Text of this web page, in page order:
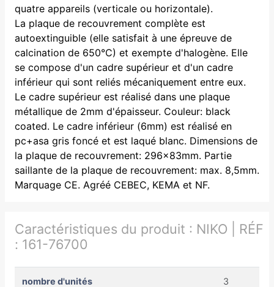
quatre appareils (verticale ou horizontale).
La plaque de recouvrement complète est
autoextinguible (elle satisfait à une épreuve de
calcination de 650°C) et exempte d'halogène. Elle
se compose d'un cadre supérieur et d'un cadre
inférieur qui sont reliés mécaniquement entre eux.
Le cadre supérieur est réalisé dans une plaque
métallique de 2mm d'épaisseur. Couleur: black
coated. Le cadre inférieur (6mm) est réalisé en
pc+asa gris foncé et est laqué blanc. Dimensions de
la plaque de recouvrement: 296x83mm. Partie
saillante de la plaque de recouvrement: max. 8,5mm.
Marquage CE. Agréé CEBEC, KEMA et NF.
Caractéristiques du produit : NIKO | RÉF
: 161-76700
nombre d'unités 3